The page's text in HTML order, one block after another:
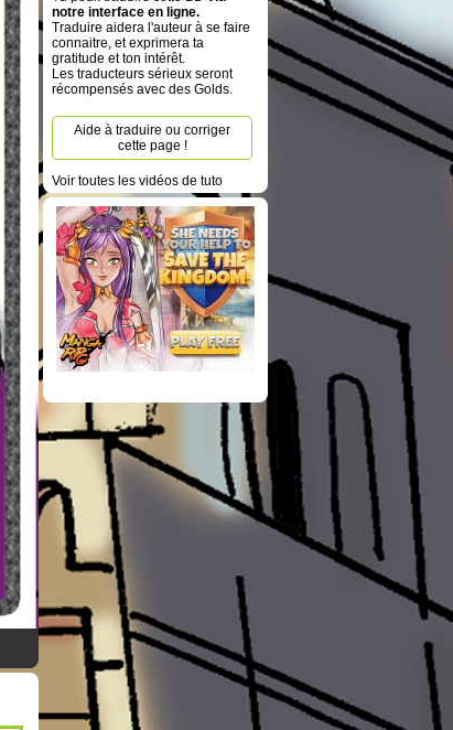
notre interface en ligne.
Traduire aidera l'auteur à se faire
connaitre, et exprimera ta
gratitude et ton intérêt.
Les traducteurs sérieux seront
récompensés avec des Golds.
Aide à traduire ou corriger
cette page !
Voir toutes les vidéos de tuto